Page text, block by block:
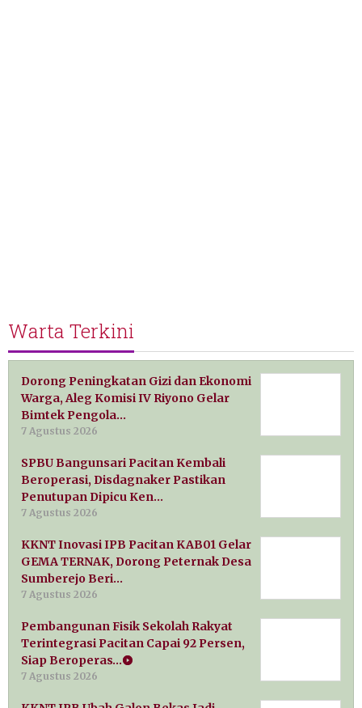
Warta Terkini
Dorong Peningkatan Gizi dan Ekonomi
Warga, Aleg Komisi IV Riyono Gelar
Bimtek Pengola…
7 Agustus 2026
SPBU Bangunsari Pacitan Kembali
Beroperasi, Disdagnaker Pastikan
Penutupan Dipicu Ken…
7 Agustus 2026
KKNT Inovasi IPB Pacitan KAB01 Gelar
GEMA TERNAK, Dorong Peternak Desa
Sumberejo Beri…
7 Agustus 2026
Pembangunan Fisik Sekolah Rakyat
Terintegrasi Pacitan Capai 92 Persen,
Siap Beroperas…
7 Agustus 2026